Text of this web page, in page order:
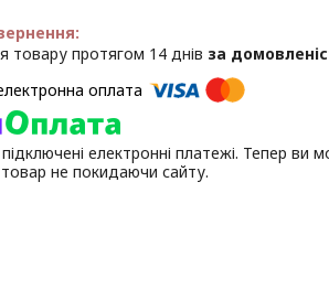
товару протягом 14 днів за
електронні платежі. Тепер ви
не покидаючи сайту.